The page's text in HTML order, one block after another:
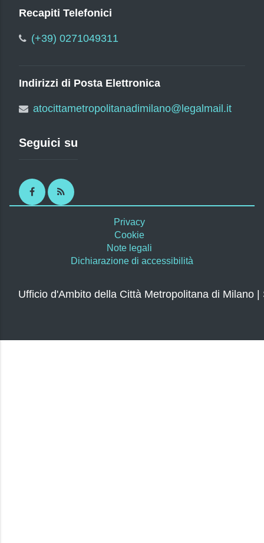
Recapiti Telefonici
(+39) 0271049311
Indirizzi di Posta Elettronica
atocittametropolitanadimilano@legalmail.it
Seguici su
FacebookRSS
Privacy
Cookie
Note legali
Dichiarazione di accessibilità
Ufficio d'Ambito della Città Metropolitana di Milano